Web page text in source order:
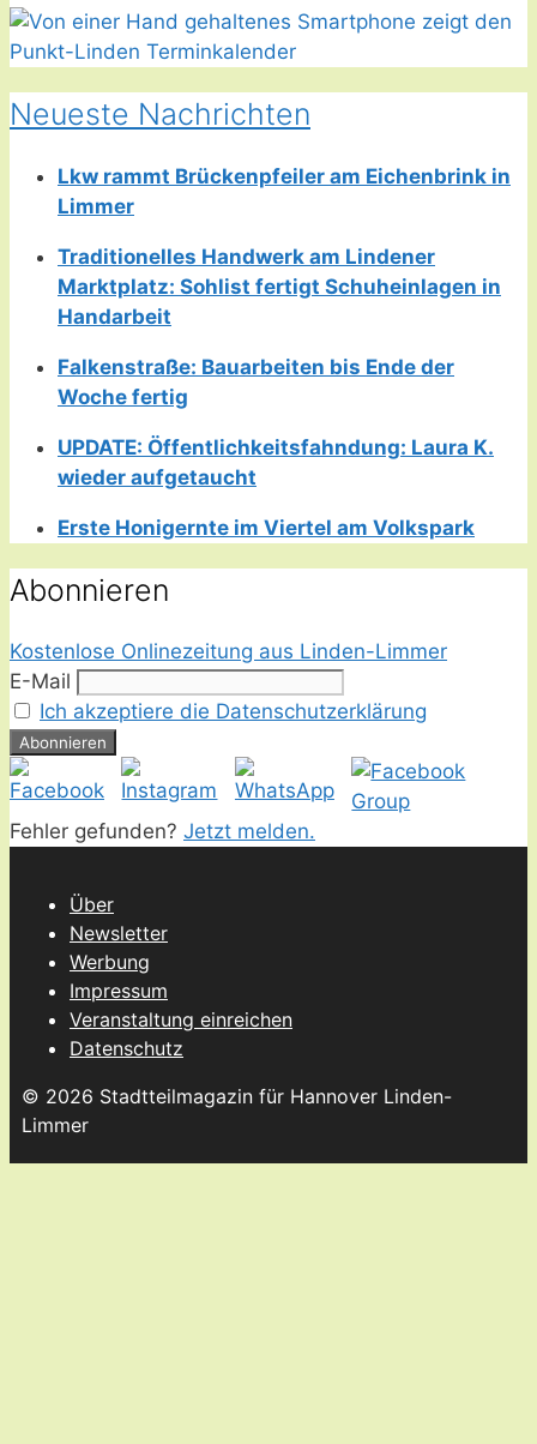
Neueste Nachrichten
Lkw rammt Brückenpfeiler am Eichenbrink in
Limmer
Traditionelles Handwerk am Lindener
Marktplatz: Sohlist fertigt Schuheinlagen in
Handarbeit
Falkenstraße: Bauarbeiten bis Ende der
Woche fertig
UPDATE: Öffentlichkeitsfahndung: Laura K.
wieder aufgetaucht
Erste Honigernte im Viertel am Volkspark
Abonnieren
Kostenlose Onlinezeitung aus Linden-Limmer
E-Mail
Ich akzeptiere die Datenschutzerklärung
Fehler gefunden? Jetzt melden.
Über
Newsletter
Werbung
Impressum
Veranstaltung einreichen
Datenschutz
© 2026 Stadtteilmagazin für Hannover Linden-
Limmer